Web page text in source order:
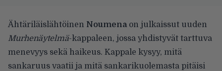
Ähtäriläislähtöinen Noumenaon julkaissut uuden
Murhenäytelmä-kappaleen, jossa yhdistyvät tarttuva
menevyys sekä haikeus. Kappale kysyy, mitä
sankaruus vaatii ja mitä sankarikuolemasta pitäisi